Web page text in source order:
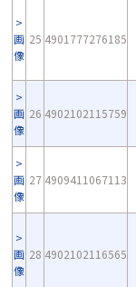
画
像
25 4901777276185
画
像
26 4902102115759
画
像
27 4909411067113
画
像
28 4902102116565